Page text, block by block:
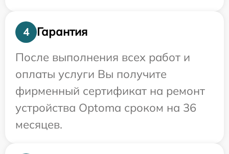
4
Гарантия
После выполнения всех работ и
оплаты услуги Вы получите
фирменный сертификат на ремонт
устройства Optoma сроком на 36
месяцев.